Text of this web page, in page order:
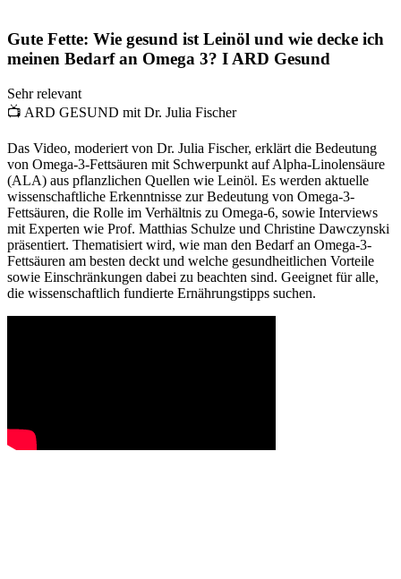
Gute Fette: Wie gesund ist Leinöl und wie decke ich
meinen Bedarf an Omega 3? I ARD Gesund
Sehr relevant
📺 ARD GESUND mit Dr. Julia Fischer
Das Video, moderiert von Dr. Julia Fischer, erklärt die Bedeutung
von Omega-3-Fettsäuren mit Schwerpunkt auf Alpha-Linolensäure
(ALA) aus pflanzlichen Quellen wie Leinöl. Es werden aktuelle
wissenschaftliche Erkenntnisse zur Bedeutung von Omega-3-
Fettsäuren, die Rolle im Verhältnis zu Omega-6, sowie Interviews
mit Experten wie Prof. Matthias Schulze und Christine Dawczynski
präsentiert. Thematisiert wird, wie man den Bedarf an Omega-3-
Fettsäuren am besten deckt und welche gesundheitlichen Vorteile
sowie Einschränkungen dabei zu beachten sind. Geeignet für alle,
die wissenschaftlich fundierte Ernährungstipps suchen.